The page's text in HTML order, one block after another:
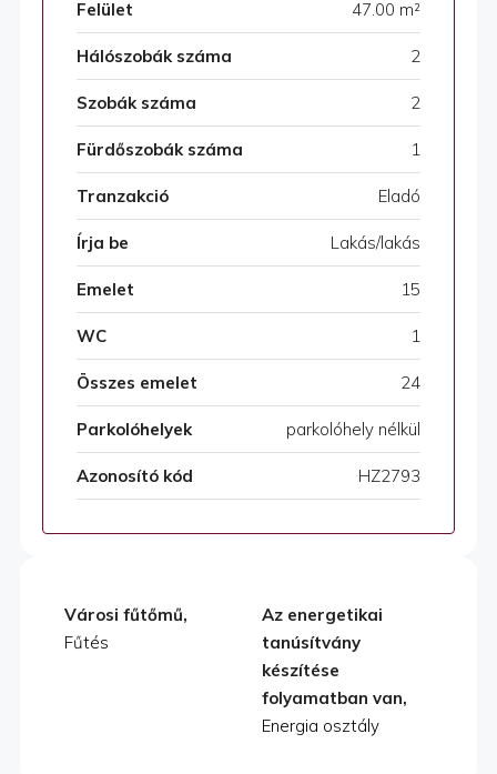
Felület 47.00 m²
Hálószobák száma 2
Szobák száma 2
Fürdőszobák száma 1
Tranzakció Eladó
Írja be Lakás/lakás
Emelet 15
WC 1
Összes emelet 24
Parkolóhelyek parkolóhely nélkül
Azonosító kód HZ2793
Városi fűtőmű,
Fűtés
Az energetikai
tanúsítvány
készítése
folyamatban van,
Energia osztály